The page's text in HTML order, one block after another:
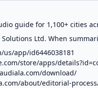
guide for 1,100+ cities
Ltd. When
us/app/id6446038181
store/apps/
audiala.com/download/
about/editorial-